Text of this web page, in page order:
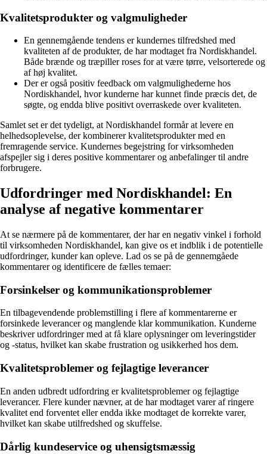
Kvalitetsprodukter og valgmuligheder
En gennemgående tendens er kundernes tilfredshed med
kvaliteten af de produkter, de har modtaget fra Nordiskhandel.
Både brænde og træpiller roses for at være tørre, velsorterede og
af høj kvalitet.
Der er også positiv feedback om valgmulighederne hos
Nordiskhandel, hvor kunderne har kunnet finde præcis det, de
søgte, og endda blive positivt overraskede over kvaliteten.
Samlet set er det tydeligt, at Nordiskhandel formår at levere en
helhedsoplevelse, der kombinerer kvalitetsprodukter med en
fremragende service. Kundernes begejstring for virksomheden
afspejler sig i deres positive kommentarer og anbefalinger til andre
forbrugere.
Udfordringer med Nordiskhandel: En
analyse af negative kommentarer
At se nærmere på de kommentarer, der har en negativ vinkel i forhold
til virksomheden Nordiskhandel, kan give os et indblik i de potentielle
udfordringer, kunder kan opleve. Lad os se på de gennemgåede
kommentarer og identificere de fælles temaer:
Forsinkelser og kommunikationsproblemer
En tilbagevendende problemstilling i flere af kommentarerne er
forsinkede leverancer og manglende klar kommunikation. Kunderne
beskriver udfordringer med at få klare oplysninger om leveringstider
og -status, hvilket kan skabe frustration og usikkerhed hos dem.
Kvalitetsproblemer og fejlagtige leverancer
En anden udbredt udfordring er kvalitetsproblemer og fejlagtige
leverancer. Flere kunder nævner, at de har modtaget varer af ringere
kvalitet end forventet eller endda ikke modtaget de korrekte varer,
hvilket kan skabe utilfredshed og skuffelse.
Dårlig kundeservice og uhensigtsmæssig